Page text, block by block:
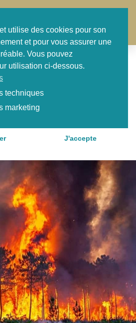
,
Gironde
utilise des cookies pour son
et pour vous assurer une
Vous pouvez
utilisation ci-dessous.
techniques
marketing
J'accepte